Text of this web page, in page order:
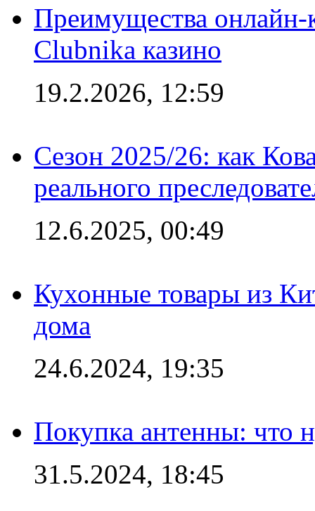
Преимущества онлайн-
Clubnika казино
19.2.2026, 12:59
Сезон 2025/26: как
реального
12.6.2025, 00:49
Кухонные товары из
дома
24.6.2024, 19:35
Покупка антенны: что
31.5.2024, 18:45